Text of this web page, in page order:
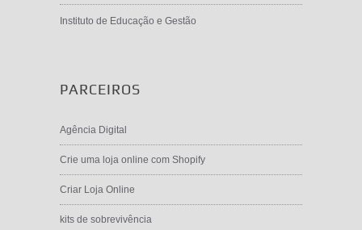
Instituto de Educação e Gestão
PARCEIROS
Agência Digital
Crie uma loja online com Shopify
Criar Loja Online
kits de sobrevivência